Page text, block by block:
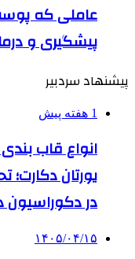
عاملی که
پیشگیری و
پیشنهاد سردبیر
1 هفته پیش
انواع قاب
یورتان
در دکوراسیون
۱۴۰۵/۰۴/۱۵